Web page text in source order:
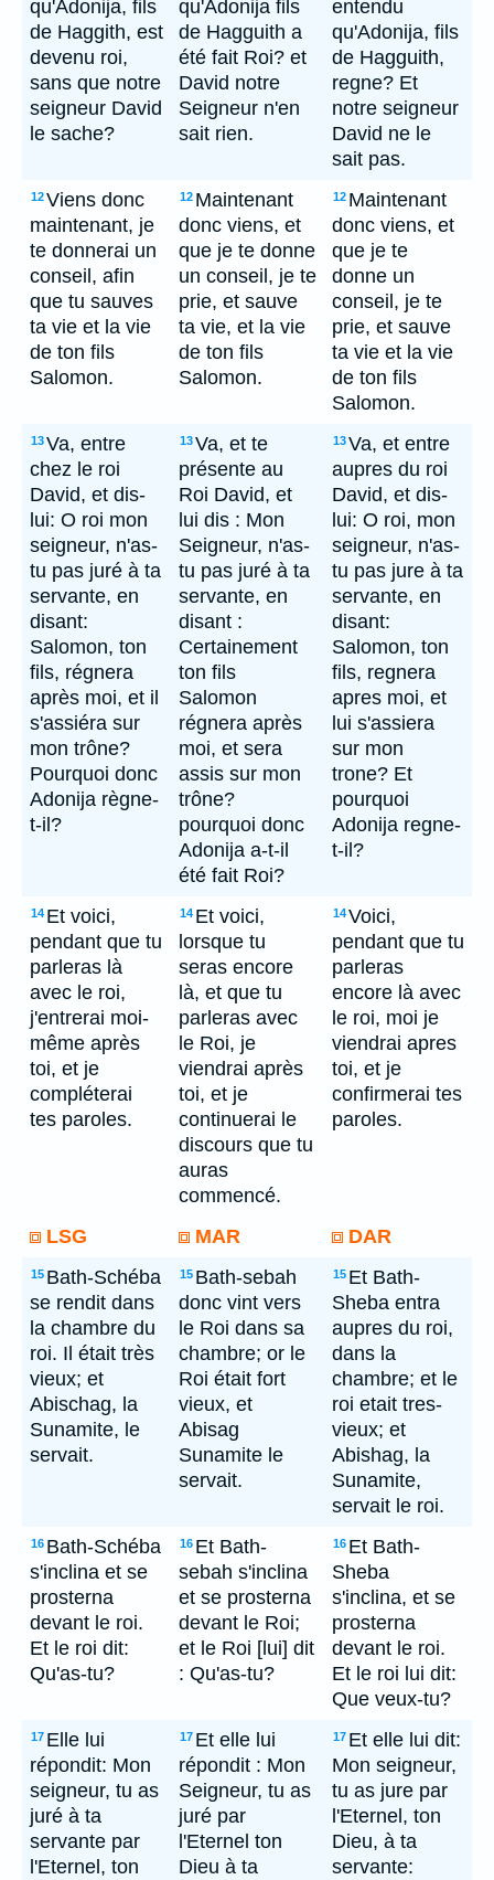
qu'Adonija, fils
de Haggith, est
devenu roi,
sans que notre
seigneur David
le sache?
qu'Adonija fils
de Hagguith a
été fait Roi? et
David notre
Seigneur n'en
sait rien.
entendu
qu'Adonija, fils
de Hagguith,
regne? Et
notre seigneur
David ne le
sait pas.
12Viens donc
maintenant, je
te donnerai un
conseil, afin
que tu sauves
ta vie et la vie
de ton fils
Salomon.
12 Maintenant
donc viens, et
que je te donne
un conseil, je te
prie, et sauve
ta vie, et la vie
de ton fils
Salomon.
12 Maintenant
donc viens, et
que je te
donne un
conseil, je te
prie, et sauve
ta vie et la vie
de ton fils
Salomon.
13Va, entre
chez le roi
David, et dis-
lui: O roi mon
seigneur, n'as-
tu pas juré à ta
servante, en
disant:
Salomon, ton
fils, régnera
après moi, et il
s'assiéra sur
mon trône?
Pourquoi donc
Adonija règne-
t-il?
13Va, et te
présente au
Roi David, et
lui dis : Mon
Seigneur, n'as-
tu pas juré à ta
servante, en
disant :
Certainement
ton fils
Salomon
régnera après
moi, et sera
assis sur mon
trône?
pourquoi donc
Adonija a-t-il
été fait Roi?
13Va, et entre
aupres du roi
David, et dis-
lui: O roi, mon
seigneur, n'as-
tu pas jure à ta
servante, en
disant:
Salomon, ton
fils, regnera
apres moi, et
lui s'assiera
sur mon
trone? Et
pourquoi
Adonija regne-
t-il?
14 Et voici,
pendant que tu
parleras là
avec le roi,
j'entrerai moi-
même après
toi, et je
compléterai
tes paroles.
14 Et voici,
lorsque tu
seras encore
là, et que tu
parleras avec
le Roi, je
viendrai après
toi, et je
continuerai le
discours que tu
auras
commencé.
14Voici,
pendant que tu
parleras
encore là avec
le roi, moi je
viendrai apres
toi, et je
confirmerai tes
paroles.
LSG MAR DAR
15 Bath-Schéba
se rendit dans
la chambre du
roi. Il était très
vieux; et
Abischag, la
Sunamite, le
servait.
15 Bath-sebah
donc vint vers
le Roi dans sa
chambre; or le
Roi était fort
vieux, et
Abisag
Sunamite le
servait.
15 Et Bath-
Sheba entra
aupres du roi,
dans la
chambre; et le
roi etait tres-
vieux; et
Abishag, la
Sunamite,
servait le roi.
16 Bath-Schéba
s'inclina et se
prosterna
devant le roi.
Et le roi dit:
Qu'as-tu?
16 Et Bath-
sebah s'inclina
et se prosterna
devant le Roi;
et le Roi [lui] dit
: Qu'as-tu?
16 Et Bath-
Sheba
s'inclina, et se
prosterna
devant le roi.
Et le roi lui dit:
Que veux-tu?
17 Elle lui
répondit: Mon
seigneur, tu as
juré à ta
servante par
l'Eternel, ton
17 Et elle lui
répondit : Mon
Seigneur, tu as
juré par
l'Eternel ton
Dieu à ta
17 Et elle lui dit:
Mon seigneur,
tu as jure par
l'Eternel, ton
Dieu, à ta
servante: